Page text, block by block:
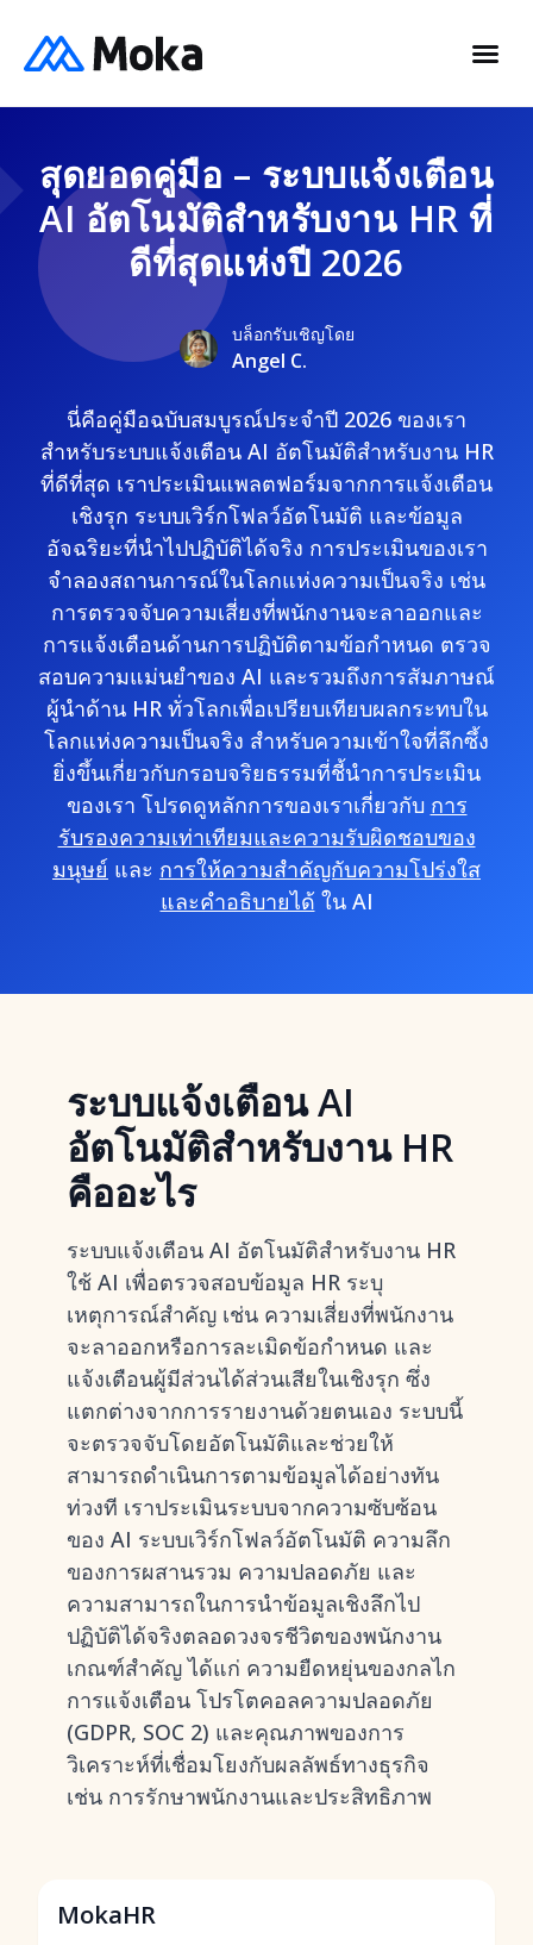
สุดยอดคู่มือ – ระบบแจ้งเตือน
AI อัตโนมัติสำหรับงาน HR ที่
ดีที่สุดแห่งปี 2026
บล็อกรับเชิญโดย
Angel C.
นี่คือคู่มือฉบับสมบูรณ์ประจำปี 2026 ของเรา
สำหรับระบบแจ้งเตือน AI อัตโนมัติสำหรับงาน HR
ที่ดีที่สุด เราประเมินแพลตฟอร์มจากการแจ้งเตือน
เชิงรุก ระบบเวิร์กโฟลว์อัตโนมัติ และข้อมูล
อัจฉริยะที่นำไปปฏิบัติได้จริง การประเมินของเรา
จำลองสถานการณ์ในโลกแห่งความเป็นจริง เช่น
การตรวจจับความเสี่ยงที่พนักงานจะลาออกและ
การแจ้งเตือนด้านการปฏิบัติตามข้อกำหนด ตรวจ
สอบความแม่นยำของ AI และรวมถึงการสัมภาษณ์
ผู้นำด้าน HR ทั่วโลกเพื่อเปรียบเทียบผลกระทบใน
โลกแห่งความเป็นจริง สำหรับความเข้าใจที่ลึกซึ้ง
ยิ่งขึ้นเกี่ยวกับกรอบจริยธรรมที่ชี้นำการประเมิน
ของเรา โปรดดูหลักการของเราเกี่ยวกับ การ
รับรองความเท่าเทียมและความรับผิดชอบของ
มนุษย์ และ การให้ความสำคัญกับความโปร่งใส
และคำอธิบายได้ใน AI
ระบบแจ้งเตือน AI
อัตโนมัติสำหรับงาน HR
คืออะไร
ระบบแจ้งเตือน AI อัตโนมัติสำหรับงาน HR
ใช้ AI เพื่อตรวจสอบข้อมูล HR ระบุ
เหตุการณ์สำคัญ เช่น ความเสี่ยงที่พนักงาน
จะลาออกหรือการละเมิดข้อกำหนด และ
แจ้งเตือนผู้มีส่วนได้ส่วนเสียในเชิงรุก ซึ่ง
แตกต่างจากการรายงานด้วยตนเอง ระบบนี้
จะตรวจจับโดยอัตโนมัติและช่วยให้
สามารถดำเนินการตามข้อมูลได้อย่างทัน
ท่วงที เราประเมินระบบจากความซับซ้อน
ของ AI ระบบเวิร์กโฟลว์อัตโนมัติ ความลึก
ของการผสานรวม ความปลอดภัย และ
ความสามารถในการนำข้อมูลเชิงลึกไป
ปฏิบัติได้จริงตลอดวงจรชีวิตของพนักงาน
เกณฑ์สำคัญ ได้แก่ ความยืดหยุ่นของกลไก
การแจ้งเตือน โปรโตคอลความปลอดภัย
(GDPR, SOC 2) และคุณภาพของการ
วิเคราะห์ที่เชื่อมโยงกับผลลัพธ์ทางธุรกิจ
เช่น การรักษาพนักงานและประสิทธิภาพ
MokaHR